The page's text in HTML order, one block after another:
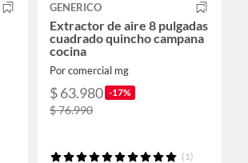
GENERICO
Extractor de aire 8 pulgadas
cuadrado quincho campana
cocina
Por comercial mg
$ 63.980 -17%
$ 76.990
(1)